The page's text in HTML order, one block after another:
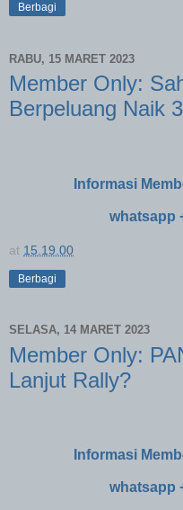
Berbagi
RABU, 15 MARET 2023
Member Only:
Berpeluang Naik
Informasi
whatsapp
at 15.19.00
Berbagi
SELASA, 14 MARET 2023
Member Only:
Lanjut Rally?
Informasi
whatsapp